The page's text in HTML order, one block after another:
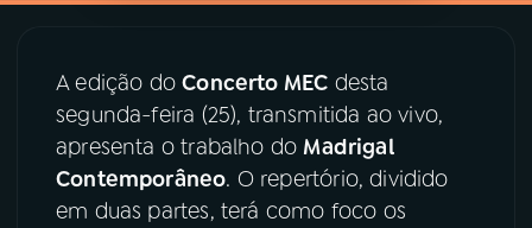
06VIDEOCASTS
07ÚLTIMAS
PRÊMIO RÁDIO MEC
A edição doConcerto MEC desta
segunda-feira (25), transmitida ao vivo,
apresenta o trabalho do Madrigal
Contemporâneo. O repertório, dividido
em duas partes, terá como foco os